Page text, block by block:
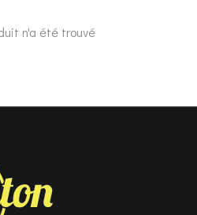
n'a été trouvé